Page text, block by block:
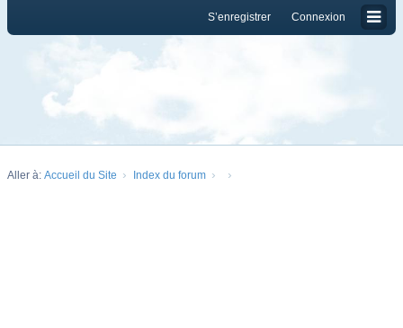
Connexion
S’enregistrer
Aller à: Accueil du Site Index du forum